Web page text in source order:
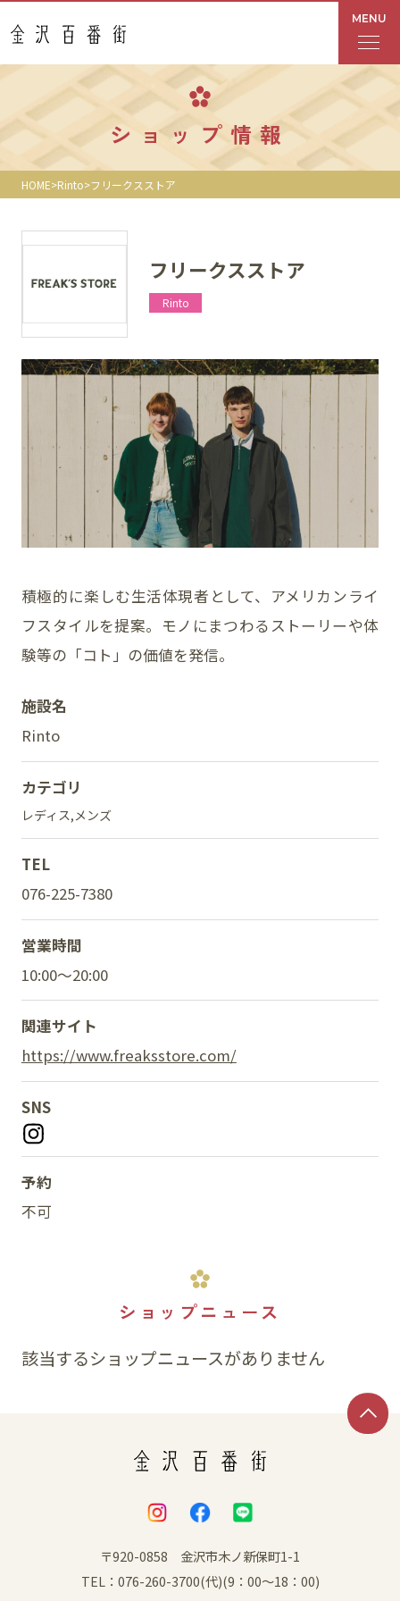
MENU
フロアガイド
あんと
Rinto
あんと西
ショップニュース
イベント
アクセス・パーキング
館内サービス
スタッフ募集
ショップ情報
HOME Rinto フリークスストア
フリークスストア
Rinto
積極的に楽しむ生活体現者として、アメリカンライ
フスタイルを提案。モノにまつわるストーリーや体
験等の「コト」の価値を発信。
施設名
Rinto
カテゴリ
レディス メンズ
TEL
076-225-7380
営業時間
10:00～20:00
関連サイト
https://www.freaksstore.com/
SNS
予約
不可
ショップニュース
該当するショップニュースがありません
〒920-0858 金沢市木ノ新保町1-1
TEL：076-260-3700(代)(9：00～18：00)